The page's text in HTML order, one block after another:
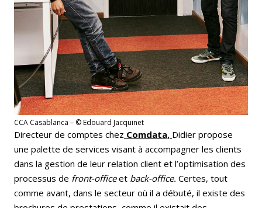
CCA Casablanca – © Edouard Jacquinet
Directeur de comptes chez Comdata, Didier propose
une palette de services visant à accompagner les clients
dans la gestion de leur relation client et l’optimisation des
processus de front-officeet back-office. Certes, tout
comme avant, dans le secteur où il a débuté, il existe des